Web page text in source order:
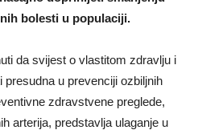
bolesti u populaciji.
da svijest o vlastitom zdravlju i
u prevenciji ozbiljnih
zdravstvene preglede,
arterija, predstavlja ulaganje u